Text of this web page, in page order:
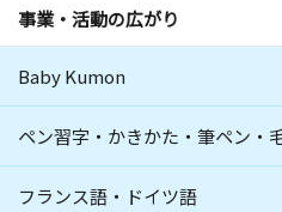
事業・活動の広がり
Baby Kumon
ペン習字・かきかた・筆ペン・
フランス語・ドイツ語